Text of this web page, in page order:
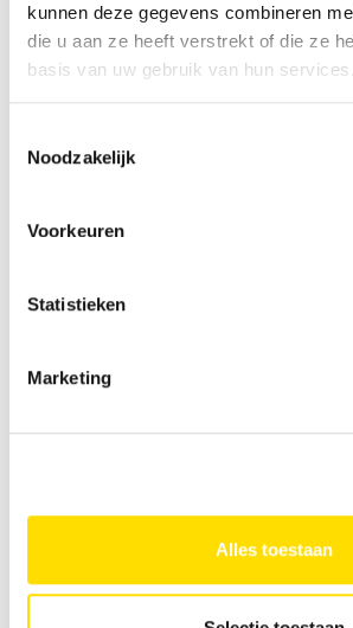
kunnen deze gegevens combineren
die u aan ze heeft verstrekt of die ze
basis van uw gebruik van hun services.
Noodzakelijk
Voorkeuren
Statistieken
Marketing
Alles toestaan